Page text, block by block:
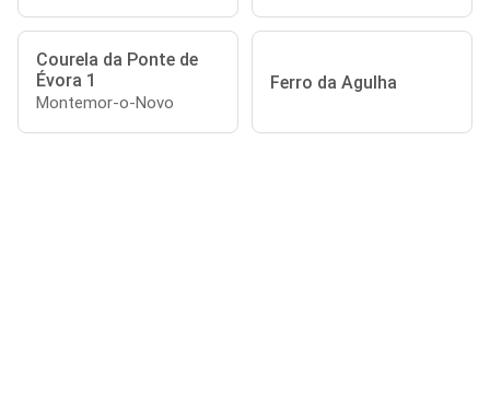
Courela da Ponte de
Évora 1
Montemor-o-Novo
Ferro da Agulha